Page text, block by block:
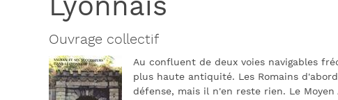
Lyonnais
Ouvrage collectif
Au confluent de deux voies navigables
plus haute antiquité. Les Romains
défense, mais il n'en reste rien. Le